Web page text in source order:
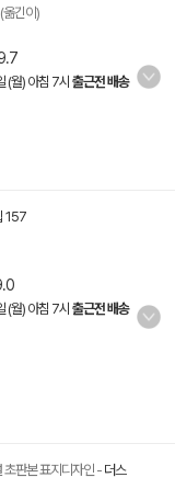
긴이)
(월) 아침 7시 출근전 배송
157
(월) 아침 7시 출근전 배송
판본 표지디자인- 더스